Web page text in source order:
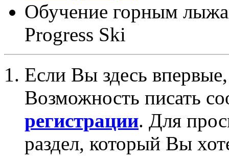
Обучение горным
Progress Ski
Если Вы здесь
Возможность писать
регистрации. Для
раздел, который Вы